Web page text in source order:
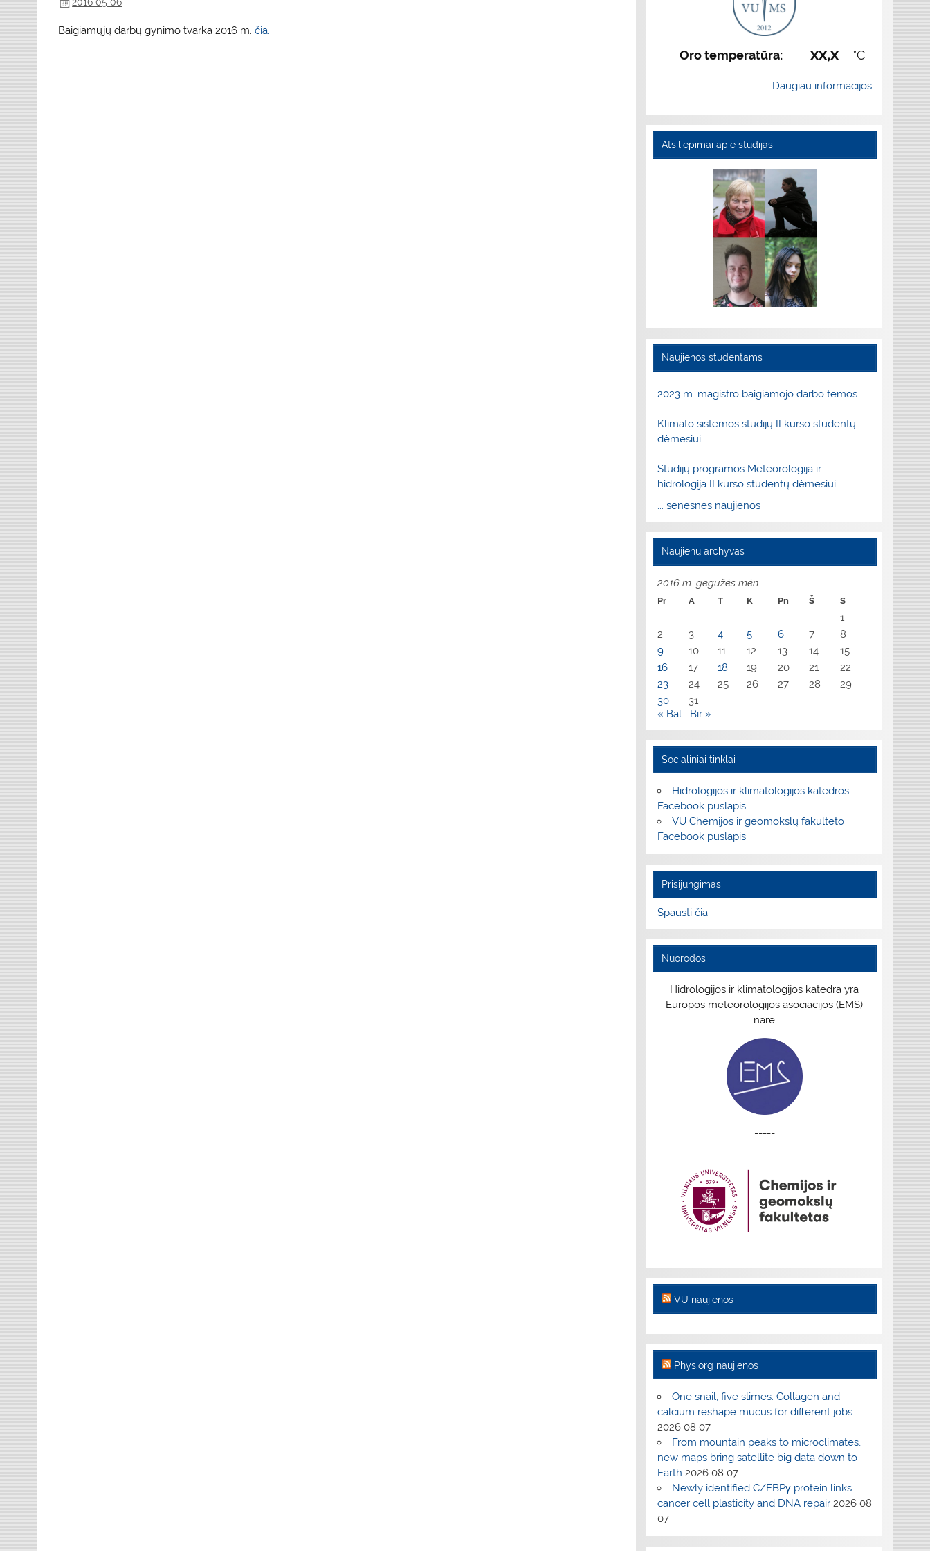
2016 05 06
Baigiamųjų darbų gynimo tvarka 2016 m.čia.
Oro temperatūra: xx,x °C
Daugiau informacijos
Atsiliepimai apie studijas
Naujienos studentams
2023 m. magistro baigiamojo darbo temos
Klimato sistemos studijų II kurso studentų
dėmesiui
Studijų programos Meteorologija ir
hidrologija II kurso studentų dėmesiui
... senesnės naujienos
Naujienų archyvas
2016 m. gegužės mėn.
Pr A T K Pn Š S
1
2
3 4 5 6 7
8
9
10 11 12 13 14
15
16
17 18 19 20 21
22
23
24 25 26 27 28
29
30
31
« Bal
Bir »
Socialiniai tinklai
Hidrologijos ir klimatologijos katedros
Facebook puslapis
VU Chemijos ir geomokslų fakulteto
Facebook puslapis
Prisijungimas
Spausti čia
Nuorodos
Hidrologijos ir klimatologijos katedra yra
Europos meteorologijos asociacijos (EMS)
narė
-----
VU naujienos
Phys.org naujienos
One snail, five slimes: Collagen and
calcium reshape mucus for different jobs
2026 08 07
From mountain peaks to microclimates,
new maps bring satellite big data down to
Earth 2026 08 07
Newly identified C/EBPγ protein links
cancer cell plasticity and DNA repair 2026 08
07